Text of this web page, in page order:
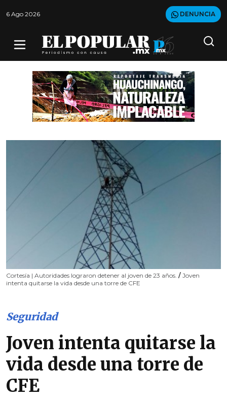
6 Ago 2026 DENUNCIA
Cortesía | Autoridades lograron detener al joven de 23 años. / Joven
intenta quitarse la vida desde una torre de CFE
Seguridad
Joven intenta quitarse la
vida desde una torre de
CFE